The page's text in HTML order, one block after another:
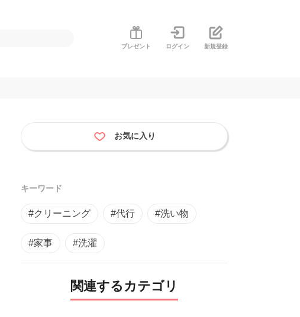
プレゼント ログイン 新規登録
お気に入り
キーワード
#クリーニング #代行 #洗い物
#家事 #洗濯
関連するカテゴリ